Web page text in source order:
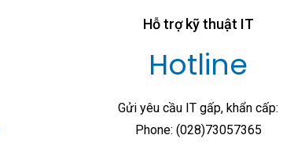
Hỗ trợ kỹ thuật IT
Hotline
Gửi yêu cầu IT gấp, khẩn cấp:
Phone: (028)73057365